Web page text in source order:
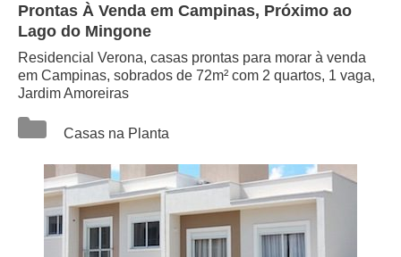
Prontas À Venda em Campinas, Próximo ao
Lago do Mingone
Residencial Verona, casas prontas para morar à venda
em Campinas, sobrados de 72m² com 2 quartos, 1 vaga,
Jardim Amoreiras
Casas na Planta